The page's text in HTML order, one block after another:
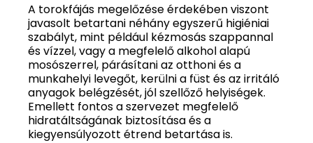
A torokfájás megelőzése érdekében viszont
javasolt betartani néhány egyszerű higiéniai
szabályt, mint például kézmosás szappannal
és vízzel, vagy a megfelelő alkohol alapú
mosószerrel, párásítani az otthoni és a
munkahelyi levegőt, kerülni a füst és az irritáló
anyagok belégzését, jól szellőző helyiségek.
Emellett fontos a szervezet megfelelő
hidratáltságának biztosítása és a
kiegyensúlyozott étrend betartása is.